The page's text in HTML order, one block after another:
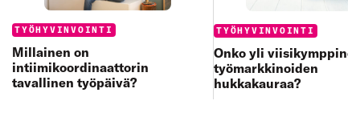
Categories:
TYÖHYVINVOINTI
Millainen on
intiimikoordinaattorin
tavallinen työpäivä?
Categories:
TYÖHYVINVOINTI
Onko yli
työmarkkinoiden
hukkakauraa?